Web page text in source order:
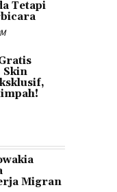
Tetapi
Migran